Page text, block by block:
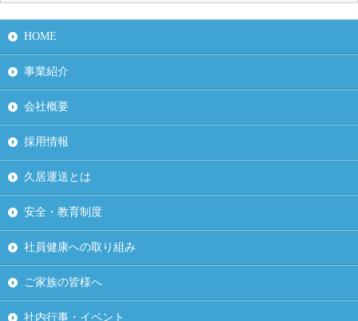
HOME
事業紹介
会社概要
採用情報
久居運送とは
安全・教育制度
社員健康への取り組み
ご家族の皆様へ
社内行事・イベント